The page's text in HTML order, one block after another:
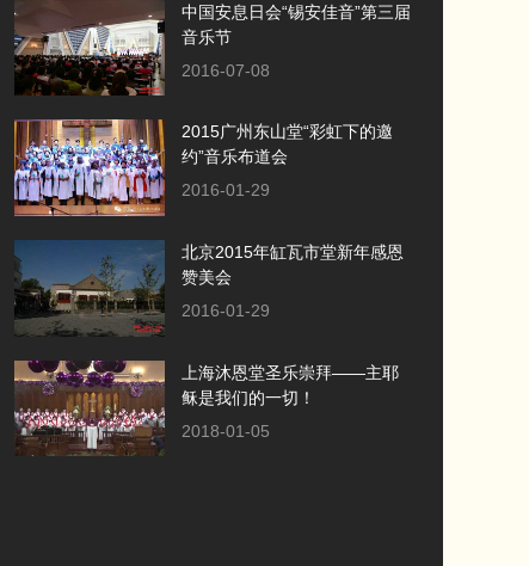
中国安息日会“锡安佳音”第三届
音乐节
2016-07-08
2015广州东山堂“彩虹下的邀
约”音乐布道会
2016-01-29
北京2015年缸瓦市堂新年感恩
赞美会
2016-01-29
上海沐恩堂圣乐崇拜——主耶
稣是我们的一切！
2018-01-05